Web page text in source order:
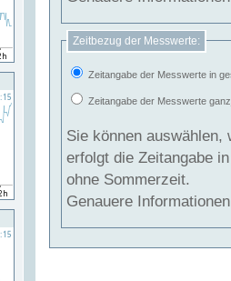
Zeitbezug der Messwerte:
Zeitangabe der Messwerte in
Zeitangabe der Messwerte
Sie können auswählen,
erfolgt die Zeitangabe
ohne Sommerzeit.
Genauere